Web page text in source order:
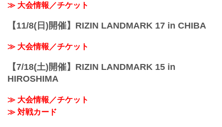
≫ 大会情報／チケット
【11/8(日)開催】RIZIN LANDMARK 17 in CHIBA
≫ 大会情報／チケット
【7/18(土)開催】RIZIN LANDMARK 15 in
HIROSHIMA
≫ 大会情報／チケット
≫ 対戦カード